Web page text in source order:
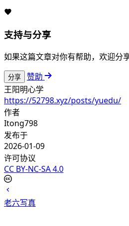
支持与分享
如果这篇文章对你有帮助，欢迎分
分享
赞助
王阳明心学
https://52798.xyz/posts/yuedu/
作者
Itong798
发布于
2026-01-09
许可协议
CC BY-NC-SA 4.0
老六写真